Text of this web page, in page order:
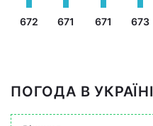
672 671 671 673
ПОГОДА В УКРАЇНІ